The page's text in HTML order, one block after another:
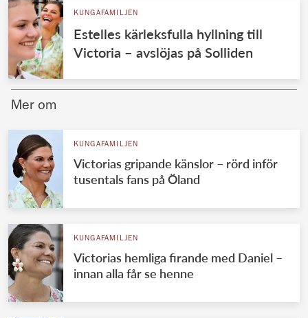
KUNGAFAMILJEN
Estelles kärleksfulla hyllning till
Victoria – avslöjas på Solliden
Mer om
KUNGAFAMILJEN
Victorias gripande känslor – rörd inför
tusentals fans på Öland
KUNGAFAMILJEN
Victorias hemliga firande med Daniel –
innan alla får se henne